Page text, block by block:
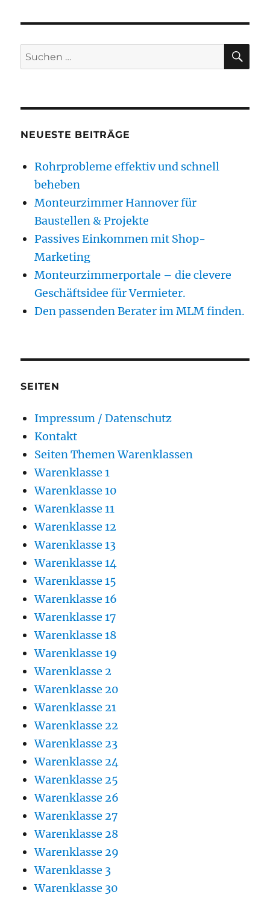
Suchen
nach:
NEUESTE BEITRÄGE
Rohrprobleme effektiv und schnell
beheben
Monteurzimmer Hannover für
Baustellen & Projekte
Passives Einkommen mit Shop-
Marketing
Monteurzimmerportale – die clevere
Geschäftsidee für Vermieter.
Den passenden Berater im MLM finden.
SEITEN
Impressum / Datenschutz
Kontakt
Seiten Themen Warenklassen
Warenklasse 1
Warenklasse 10
Warenklasse 11
Warenklasse 12
Warenklasse 13
Warenklasse 14
Warenklasse 15
Warenklasse 16
Warenklasse 17
Warenklasse 18
Warenklasse 19
Warenklasse 2
Warenklasse 20
Warenklasse 21
Warenklasse 22
Warenklasse 23
Warenklasse 24
Warenklasse 25
Warenklasse 26
Warenklasse 27
Warenklasse 28
Warenklasse 29
Warenklasse 3
Warenklasse 30